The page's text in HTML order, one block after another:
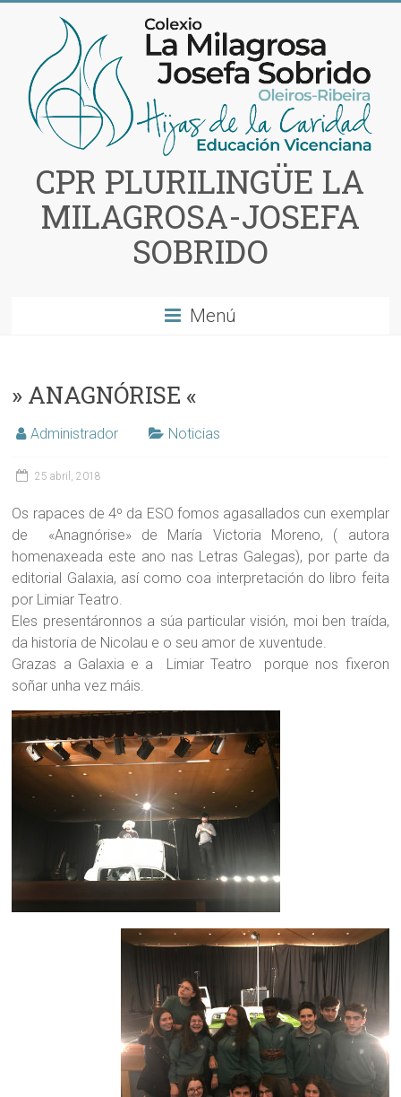
contenido
CPR PLURILINGÜE LA
MILAGROSA-JOSEFA
SOBRIDO
Menú
» ANAGNÓRISE «
Administrador Noticias
25 abril, 2018
Os rapaces de 4º da ESO fomos agasallados cun exemplar
de «Anagnórise» de María Victoria Moreno, ( autora
homenaxeada este ano nas Letras Galegas), por parte da
editorial Galaxia, así como coa interpretación do libro feita
por Limiar Teatro.
Eles presentáronnos a súa particular visión, moi ben traída,
da historia de Nicolau e o seu amor de xuventude.
Grazas a Galaxia e a Limiar Teatro porque nos fixeron
soñar unha vez máis.